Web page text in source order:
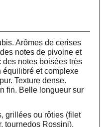
Arômes de cerises
notes de pivoine et
des notes boisées très
équilibré et complexe
Texture dense.
fin. Belle longueur sur
grillées ou rôties (filet
tournedos Rossini).